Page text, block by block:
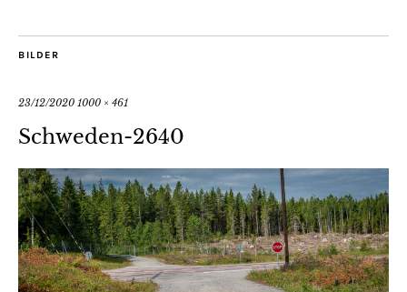
BILDER
23/12/2020 1000 × 461
Schweden-2640